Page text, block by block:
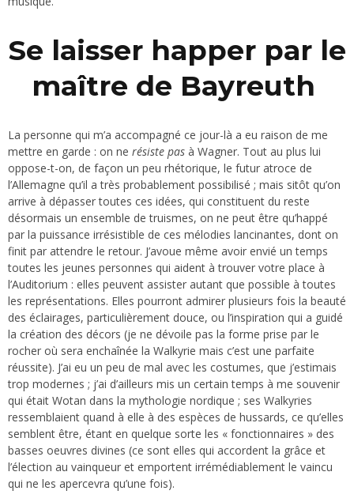
Se laisser happer par le
maître de Bayreuth
La personne qui m’a accompagné ce jour-là a eu raison de me
mettre en garde : on ne résiste pas à Wagner. Tout au plus lui
oppose-t-on, de façon un peu rhétorique, le futur atroce de
l’Allemagne qu’il a très probablement possibilisé ; mais sitôt qu’on
arrive à dépasser toutes ces idées, qui constituent du reste
désormais un ensemble de truismes, on ne peut être qu’happé
par la puissance irrésistible de ces mélodies lancinantes, dont on
finit par attendre le retour. J’avoue même avoir envié un temps
toutes les jeunes personnes qui aident à trouver votre place à
l’Auditorium : elles peuvent assister autant que possible à toutes
les représentations. Elles pourront admirer plusieurs fois la beauté
des éclairages, particulièrement douce, ou l’inspiration qui a guidé
la création des décors (je ne dévoile pas la forme prise par le
rocher où sera enchaînée la Walkyrie mais c’est une parfaite
réussite). J’ai eu un peu de mal avec les costumes, que j’estimais
trop modernes ; j’ai d’ailleurs mis un certain temps à me souvenir
qui était Wotan dans la mythologie nordique ; ses Walkyries
ressemblaient quand à elle à des espèces de hussards, ce qu’elles
semblent être, étant en quelque sorte les « fonctionnaires » des
basses oeuvres divines (ce sont elles qui accordent la grâce et
l’élection au vainqueur et emportent irrémédiablement le vaincu
qui ne les apercevra qu’une fois).